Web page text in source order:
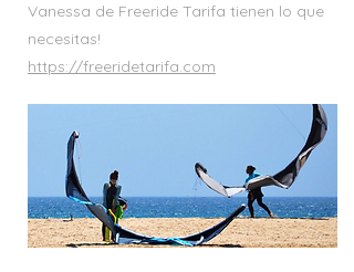
Vanessa de Freeride Tarifa tienen lo que
necesitas!
https://freeridetarifa.com